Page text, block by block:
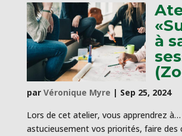
à
par Véronique Myre | Sep 25, 2024
Lors de cet atelier, vous apprendrez
astucieusement vos priorités, faire des